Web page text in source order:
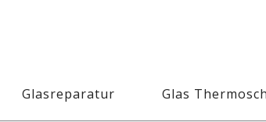
Glasreparatur Glas